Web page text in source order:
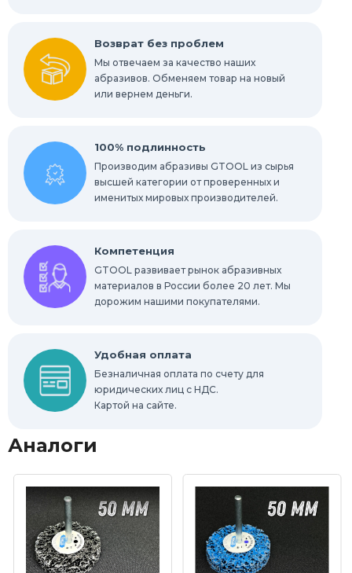
Возврат без проблем
Мы отвечаем за качество наших
абразивов. Обменяем товар на новый
или вернем деньги.
100% подлинность
Производим абразивы GTOOL из сырья
высшей категории от проверенных и
именитых мировых производителей.
Компетенция
GTOOL развивает рынок абразивных
материалов в России более 20 лет. Мы
дорожим нашими покупателями.
Удобная оплата
Безналичная оплата по счету для
юридических лиц с НДС.
Картой на сайте.
Аналоги